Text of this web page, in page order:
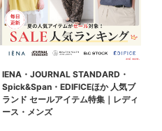
IENA・JOURNAL STANDARD・
Spick&Span・EDIFICEほか 人気ブ
ランド セールアイテム特集｜レディ
ース・メンズ